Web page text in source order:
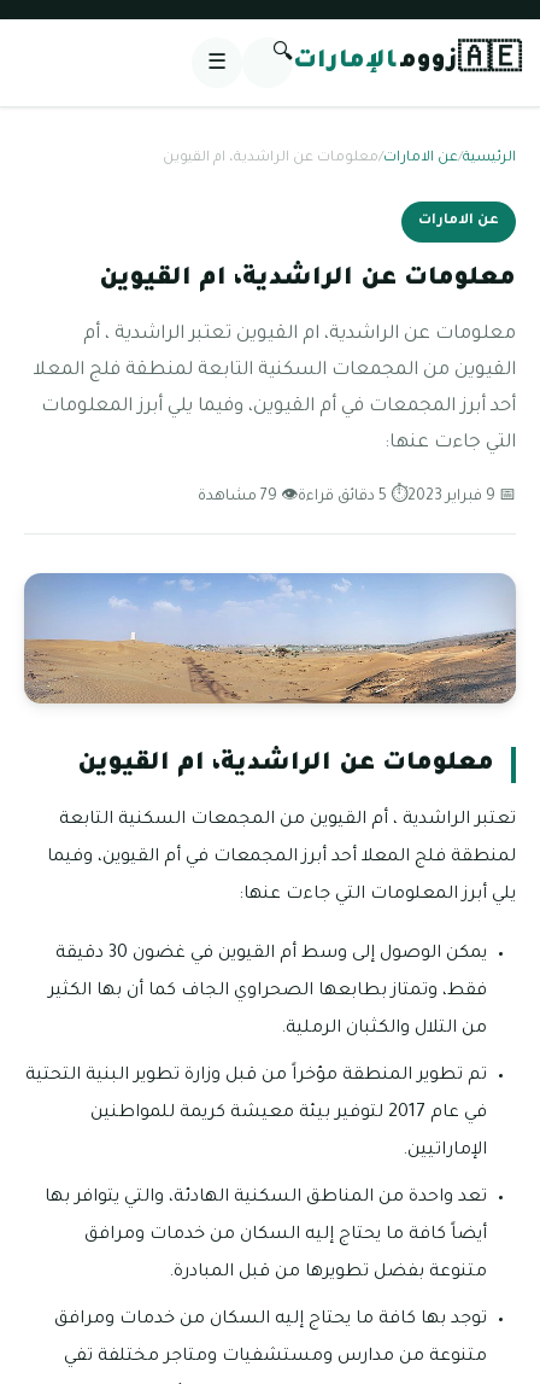
🇦🇪زوومالإمارات🔍
☰
الرئيسية/عن الامارات/معلومات عن الراشدية، ام القيوين
عن الامارات
معلومات عن الراشدية، ام القيوين
معلومات عن الراشدية، ام القيوين تعتبر الراشدية ، أم
القيوين من المجمعات السكنية التابعة لمنطقة فلج المعلا
أحد أبرز المجمعات في أم القيوين، وفيما يلي أبرز المعلومات
التي جاءت عنها:
📅 9 فبراير 2023 ⏱ 5 دقائق قراءة 👁 79 مشاهدة
معلومات عن الراشدية، ام القيوين
تعتبر الراشدية ، أم القيوين من المجمعات السكنية التابعة
لمنطقة فلج المعلا أحد أبرز المجمعات في أم القيوين، وفيما
يلي أبرز المعلومات التي جاءت عنها:
يمكن الوصول إلى وسط أم القيوين في غضون 30 دقيقة
فقط، وتمتاز بطابعها الصحراوي الجاف كما أن بها الكثير
من التلال والكثبان الرملية.
تم تطوير المنطقة مؤخراً من قبل وزارة تطوير البنية التحتية
في عام 2017 لتوفير بيئة معيشة كريمة للمواطنين
الإماراتيين.
تعد واحدة من المناطق السكنية الهادئة، والتي يتوافر بها
أيضاً كافة ما يحتاج إليه السكان من خدمات ومرافق
متنوعة بفضل تطويرها من قبل المبادرة.
توجد بها كافة ما يحتاج إليه السكان من خدمات ومرافق
متنوعة من مدارس ومستشفيات ومتاجر مختلفة تفي